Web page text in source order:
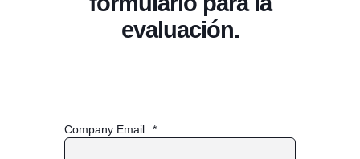
evaluación.
Company Email *